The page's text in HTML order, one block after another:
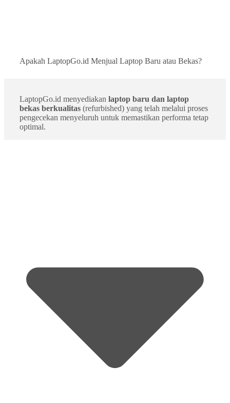
Apakah LaptopGo.id Menjual Laptop Baru atau Bekas?
LaptopGo.id menyediakan laptop baru dan laptop
bekas berkualitas (refurbished) yang telah melalui proses
pengecekan menyeluruh untuk memastikan performa tetap
optimal.